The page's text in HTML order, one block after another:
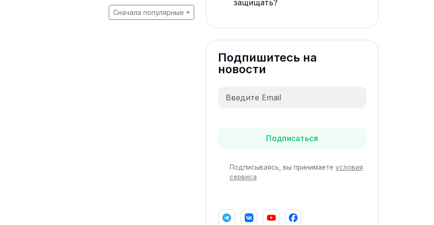
Сначала популярные
защищать?
Подпишитесь на
новости
Подписаться
Подписываясь, вы принимаете условия
сервиса